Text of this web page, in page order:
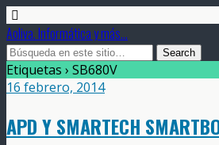
Aoliva. Informática y más...
Etiquetas › SB680V
16 febrero, 2014
APD Y SMARTECH